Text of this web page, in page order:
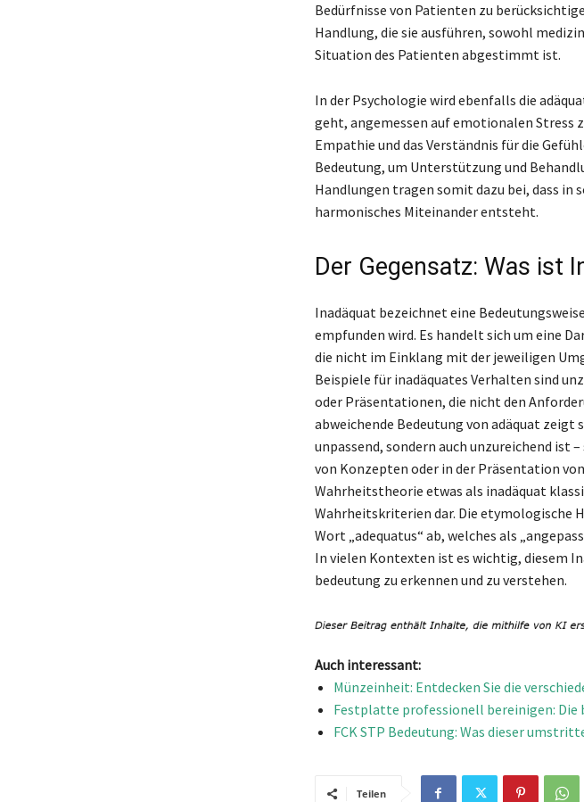
Bedürfnisse von Patienten zu
Handlung, die sie ausführen, sowohl
Situation des Patienten abgestimmt ist.
In der Psychologie wird ebenfalls die
geht, angemessen auf emotionalen Stress
Empathie und das Verständnis für die
Bedeutung, um Unterstützung und
Handlungen tragen somit dazu bei, dass
harmonisches Miteinander entsteht.
Der Gegensatz: Was ist
Inadäquat bezeichnet eine
empfunden wird. Es handelt sich um eine
die nicht im Einklang mit der jeweiligen
Beispiele für inadäquates Verhalten sind
oder Präsentationen, die nicht den
abweichende Bedeutung von adäquat
unpassend, sondern auch unzureichend
von Konzepten oder in der Präsentation
Wahrheitstheorie etwas als inadäquat
Wahrheitskriterien dar. Die etymologische
Wort „adequatus“ ab, welches als
In vielen Kontexten ist es wichtig, diesem
bedeutung zu erkennen und zu verstehen.
Auch interessant:
Münzeinheit: Entdecken Sie die
Festplatte professionell bereinigen: Die
FCK STP Bedeutung: Was dieser
Teilen